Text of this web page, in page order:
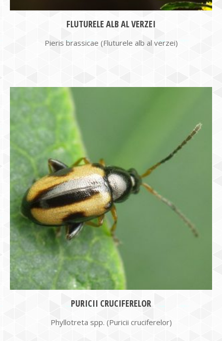
FLUTURELE ALB AL VERZEI
Pieris brassicae (Fluturele alb al verzei)
PURICII CRUCIFERELOR
Phyllotreta spp. (Puricii cruciferelor)